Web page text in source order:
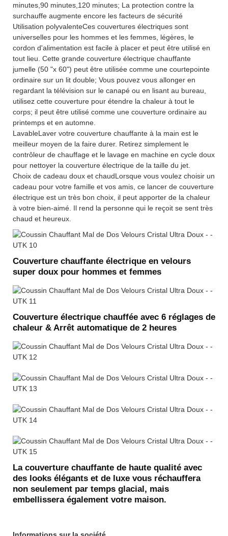
minutes,90 minutes,120 minutes; La protection contre la
surchauffe augmente encore les facteurs de sécurité
Utilisation polyvalenteCes couvertures électriques sont
universelles pour les hommes et les femmes, légères, le
cordon d'alimentation est facile à placer et peut être utilisé en
tout lieu. Cette grande couverture électrique chauffante
jumelle (50 "x 60") peut être utilisée comme une courtepointe
ordinaire sur un lit double; Vous pouvez vous allonger en
regardant la télévision sur le canapé ou en lisant au bureau,
utilisez cette couverture pour étendre la chaleur à tout le
corps; il peut être utilisé comme une couverture ordinaire au
printemps et en automne.
LavableLaver votre couverture chauffante à la main est le
meilleur moyen de la faire durer. Retirez simplement le
contrôleur de chauffage et le lavage en machine en cycle doux
pour nettoyer la couverture électrique de la taille du jet.
Choix de cadeau doux et chaudLorsque vous voulez choisir un
cadeau pour votre famille et vos amis, ce lancer de couverture
électrique est un très bon choix, il peut apporter de la chaleur
à votre bien-aimé. Il rend la personne qui le reçoit se sent très
chaud et heureux.
Couverture chauffante électrique en velours
super doux pour hommes et femmes
Couverture électrique chauffée avec 6 réglages de
chaleur & Arrêt automatique de 2 heures
La couverture chauffante de haute qualité avec
des looks élégants et de luxe vous réchauffera
non seulement par temps glacial, mais
embellissera également votre maison.
Informations sur la société